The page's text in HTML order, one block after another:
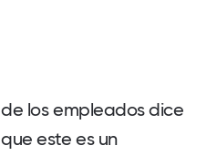
de los empleados dice
que este es un